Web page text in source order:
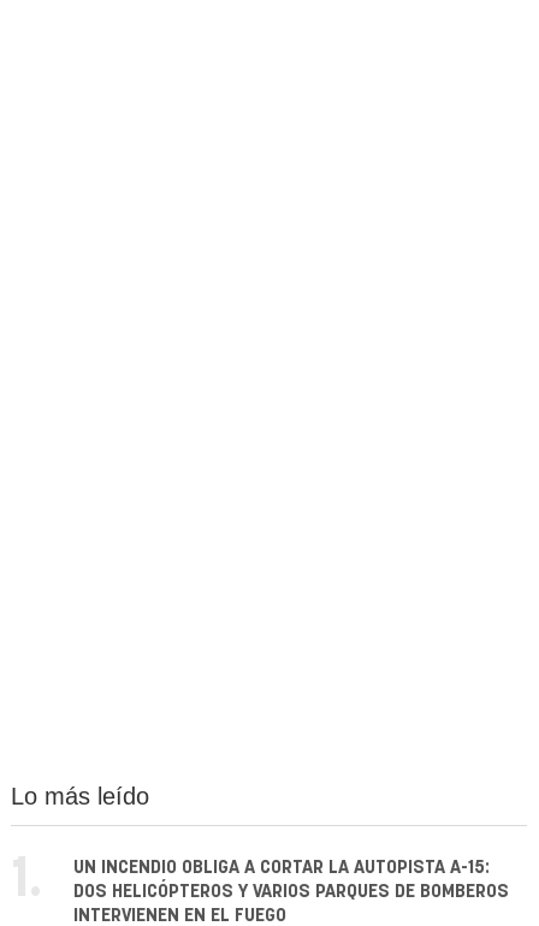
Lo más leído
1.
UN INCENDIO OBLIGA A CORTAR LA AUTOPISTA A-15:
DOS HELICÓPTEROS Y VARIOS PARQUES DE BOMBEROS
INTERVIENEN EN EL FUEGO